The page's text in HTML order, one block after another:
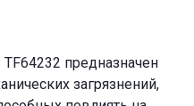
предназначен
загрязнений,